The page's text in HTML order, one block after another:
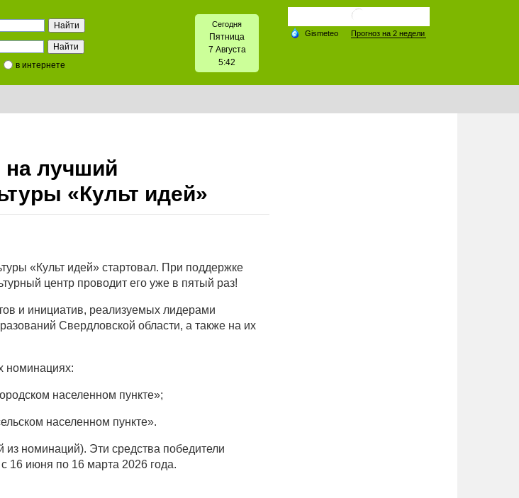
в интернете
Сегодня
Пятница
7 Августа
5:42
на лучший
«Культ идей»
«Культ идей» стартовал. При поддержке
центр проводит его уже в пятый раз!
и инициатив, реализуемых лидерами
Свердловской области, а также на их
номинациях:
населенном пункте»;
населенном пункте».
номинаций). Эти средства победители
16 июня по 16 марта 2026 года.